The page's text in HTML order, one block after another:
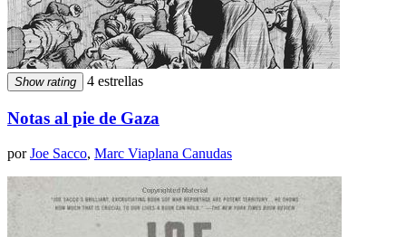
Show rating 4 estrellas
Notas al pie de Gaza
porJoe Sacco, Marc Viaplana Canudas